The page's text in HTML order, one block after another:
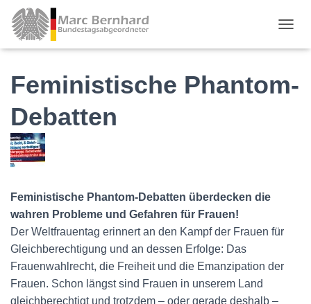
Feministische Phantom-
Debatten
Feministische Phantom-Debatten überdecken die
wahren Probleme und Gefahren für Frauen!
Der Weltfrauentag erinnert an den Kampf der Frauen für
Gleichberechtigung und an dessen Erfolge: Das
Frauenwahlrecht, die Freiheit und die Emanzipation der
Frauen. Schon längst sind Frauen in unserem Land
gleichberechtigt und trotzdem – oder gerade deshalb –